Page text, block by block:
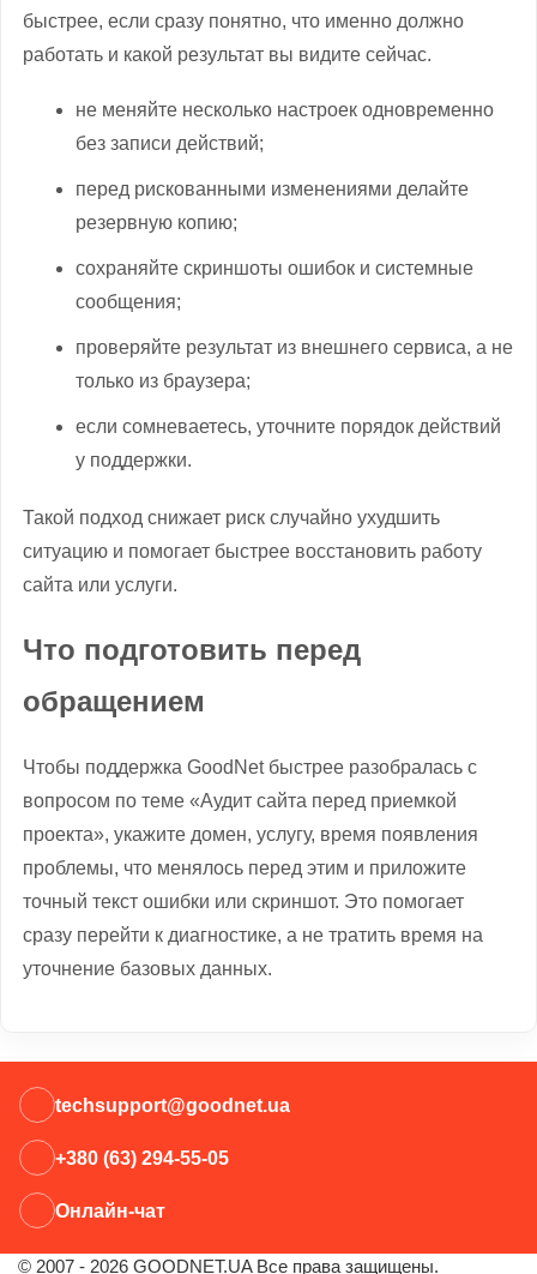
быстрее, если сразу понятно, что именно должно
работать и какой результат вы видите сейчас.
не меняйте несколько настроек одновременно
без записи действий;
перед рискованными изменениями делайте
резервную копию;
сохраняйте скриншоты ошибок и системные
сообщения;
проверяйте результат из внешнего сервиса, а не
только из браузера;
если сомневаетесь, уточните порядок действий
у поддержки.
Такой подход снижает риск случайно ухудшить
ситуацию и помогает быстрее восстановить работу
сайта или услуги.
Что подготовить перед
обращением
Чтобы поддержка GoodNet быстрее разобралась с
вопросом по теме «Аудит сайта перед приемкой
проекта», укажите домен, услугу, время появления
проблемы, что менялось перед этим и приложите
точный текст ошибки или скриншот. Это помогает
сразу перейти к диагностике, а не тратить время на
уточнение базовых данных.
techsupport@goodnet.ua
+380 (63) 294-55-05
Онлайн-чат
© 2007 - 2026 GOODNET.UA Все права защищены.